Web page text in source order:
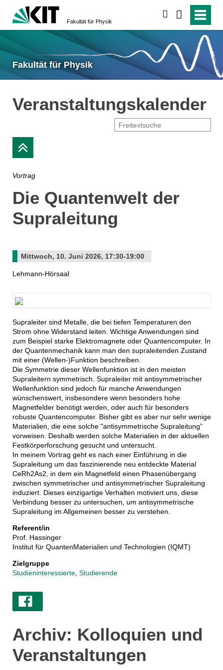
Fakultät für Physik
Fakultät für Physik
Veranstaltungskalender
Vortrag
Die Quantenwelt der
Supraleitung
Mittwoch, 10. Juni 2026, 17:30-19:00
Lehmann-Hörsaal
Supraleiter sind Metalle, die bei tiefen Temperaturen den
Strom ohne Widerstand leiten. Wichtige Anwendungen sind
zum Beispiel starke Elektromagnete oder Quantencomputer. In
der Quantenmechanik kann man den supraleitenden Zustand
mit einer (Wellen-)Funktion beschreiben.
Die Symmetrie dieser Wellenfunktion ist in den meisten
Supraleitern symmetrisch. Supraleiter mit antisymmetrischer
Wellenfunktion sind jedoch für manche Anwendungen
wünschenswert, insbesondere wenn besonders hohe
Magnetfelder benötigt werden, oder auch für besonders
robuste Quantencomputer. Bisher gibt es aber nur sehr wenige
Materialien, die eine solche "antisymmetrische Supraleitung”
vorweisen. Deshalb werden solche Materialien in der aktuellen
Festkörperforschung gesucht und untersucht.
In meinem Vortrag geht es nach einer Einführung in die
Supraleitung um das faszinierende neu entdeckte Material
CeRh2As2, in dem ein Magnetfeld einen Phasenübergang
zwischen symmetrischer und antisymmetrischer Supraleitung
induziert. Dieses einzigartige Verhalten motiviert uns, diese
Verbindung besser zu untersuchen, um antisymmetrische
Supraleitung im Allgemeinen besser zu verstehen.
Referent/in
Prof. Hassinger
Institut für QuantenMaterialien und Technologien (IQMT)
Zielgruppe
Studieninteressierte, Studierende
Archiv: Kolloquien und
Veranstaltungen